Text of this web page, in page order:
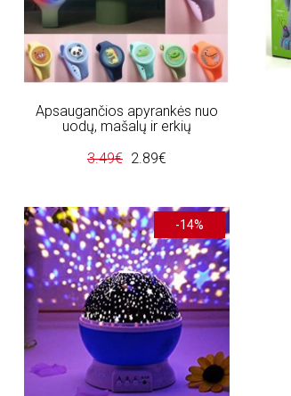
Apsaugančios apyrankės nuo
uodų, mašalų ir erkių
3.49€ 2.89€
-14%